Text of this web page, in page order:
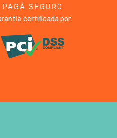
PAGÁ SEGURO
certificada por: